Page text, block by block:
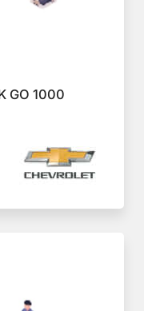
GO 1000